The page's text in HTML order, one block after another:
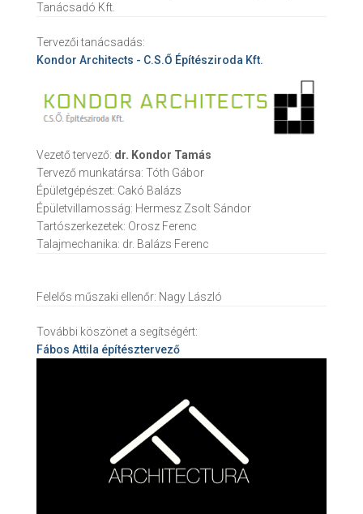
Tanácsadó Kft.
Tervezői tanácsadás:
Kondor Architects - C.S.Ő Építésziroda Kft.
Vezető tervező: dr. Kondor Tamás
Tervező munkatársa: Tóth Gábor
Épületgépészet: Cakó Balázs
Épületvillamosság: Hermesz Zsolt Sándor
Tartószerkezetek: Orosz Ferenc
Talajmechanika: dr. Balázs Ferenc
Felelős műszaki ellenőr: Nagy László
További köszönet a segítségért:
Fábos Attila építésztervező